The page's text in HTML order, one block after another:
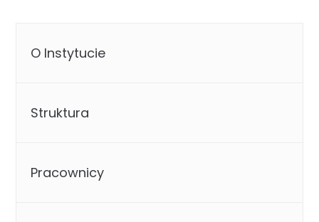
O Instytucie
Struktura
Pracownicy